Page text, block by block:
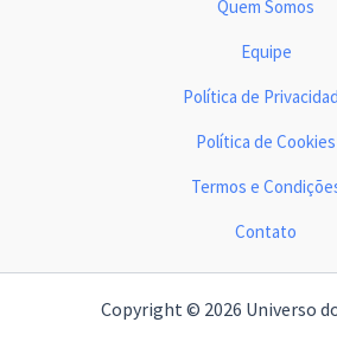
Quem Somos
Equipe
Política de
Política de Cookies
Termos e
Contato
Copyright © 2026 Universo